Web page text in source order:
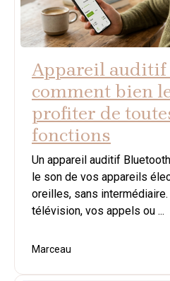
Appareil auditif
comment bien
profiter de
fonctions
Un appareil auditif
le son de vos appareils
oreilles, sans
télévision, vos appels ou ...
Marceau